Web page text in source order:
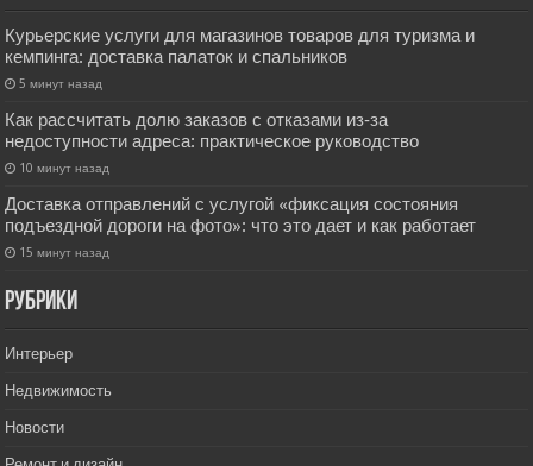
Курьерские услуги для магазинов товаров для туризма и
кемпинга: доставка палаток и спальников
5 минут назад
Как рассчитать долю заказов с отказами из‑за
недоступности адреса: практическое руководство
10 минут назад
Доставка отправлений с услугой «фиксация состояния
подъездной дороги на фото»: что это дает и как работает
15 минут назад
РУбрики
Интерьер
Недвижимость
Новости